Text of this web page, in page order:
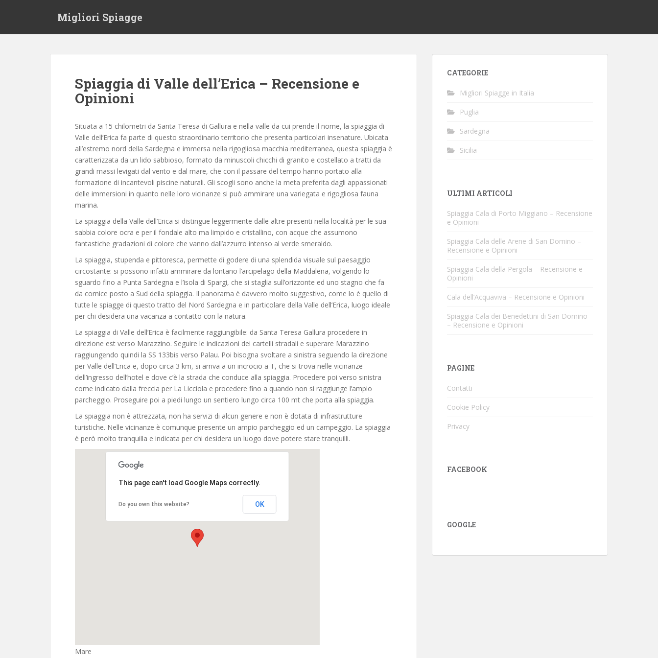
Migliori Spiagge
Spiaggia di Valle dell’Erica – Recensione e
Opinioni
Situata a 15 chilometri da Santa Teresa di Gallura e nella valle da cui prende il nome, la spiaggia di
Valle dell’Erica fa parte di questo straordinario territorio che presenta particolari insenature. Ubicata
all’estremo nord della Sardegna e immersa nella rigogliosa macchia mediterranea, questa spiaggia è
caratterizzata da un lido sabbioso, formato da minuscoli chicchi di granito e costellato a tratti da
grandi massi levigati dal vento e dal mare, che con il passare del tempo hanno portato alla
formazione di incantevoli piscine naturali. Gli scogli sono anche la meta preferita dagli appassionati
delle immersioni in quanto nelle loro vicinanze si può ammirare una variegata e rigogliosa fauna
marina.
La spiaggia della Valle dell’Erica si distingue leggermente dalle altre presenti nella località per le sua
sabbia colore ocra e per il fondale alto ma limpido e cristallino, con acque che assumono
fantastiche gradazioni di colore che vanno dall’azzurro intenso al verde smeraldo.
La spiaggia, stupenda e pittoresca, permette di godere di una splendida visuale sul paesaggio
circostante: si possono infatti ammirare da lontano l’arcipelago della Maddalena, volgendo lo
sguardo fino a Punta Sardegna e l’isola di Spargi, che si staglia sull’orizzonte ed uno stagno che fa
da cornice posto a Sud della spiaggia. Il panorama è davvero molto suggestivo, come lo è quello di
tutte le spiagge di questo tratto del Nord Sardegna e in particolare della Valle dell’Erica, luogo ideale
per chi desidera una vacanza a contatto con la natura.
La spiaggia di Valle dell’Erica è facilmente raggiungibile: da Santa Teresa Gallura procedere in
direzione est verso Marazzino. Seguire le indicazioni dei cartelli stradali e superare Marazzino
raggiungendo quindi la SS 133bis verso Palau. Poi bisogna svoltare a sinistra seguendo la direzione
per Valle dell’Erica e, dopo circa 3 km, si arriva a un incrocio a T, che si trova nelle vicinanze
dell’ingresso dell’hotel e dove c’è la strada che conduce alla spiaggia. Procedere poi verso sinistra
come indicato dalla freccia per La Licciola e procedere fino a quando non si raggiunge l’ampio
parcheggio. Proseguire poi a piedi lungo un sentiero lungo circa 100 mt che porta alla spiaggia.
La spiaggia non è attrezzata, non ha servizi di alcun genere e non è dotata di infrastrutture
turistiche. Nelle vicinanze è comunque presente un ampio parcheggio ed un campeggio. La spiaggia
è però molto tranquilla e indicata per chi desidera un luogo dove potere stare tranquilli.
This page can't load Google Maps correctly.
Do you own this website? OK
Mare
CATEGORIE
Migliori Spiagge in Italia
Puglia
Sardegna
Sicilia
ULTIMI ARTICOLI
Spiaggia Cala di Porto Miggiano – Recensione
e Opinioni
Spiaggia Cala delle Arene di San Domino –
Recensione e Opinioni
Spiaggia Cala della Pergola – Recensione e
Opinioni
Cala dell’Acquaviva – Recensione e Opinioni
Spiaggia Cala dei Benedettini di San Domino
– Recensione e Opinioni
PAGINE
Contatti
Cookie Policy
Privacy
FACEBOOK
GOOGLE